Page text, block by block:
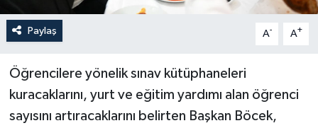
Paylaş A- A+
Öğrencilere yönelik sınav kütüphaneleri
kuracaklarını, yurt ve eğitim yardımı alan öğrenci
sayısını artıracaklarını belirten Başkan Böcek,
Magazin
Öğle Bülteni
Sağlık